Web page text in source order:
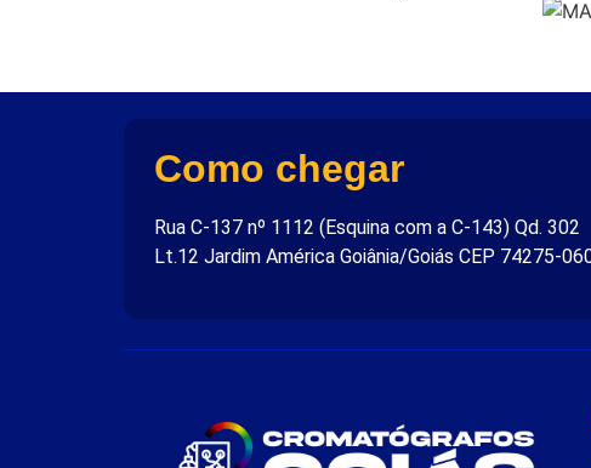
Como chegar
Rua C-137 nº 1112 (Esquina com a C-143) Qd. 302
Lt.12 Jardim América Goiânia/Goiás CEP 74275-